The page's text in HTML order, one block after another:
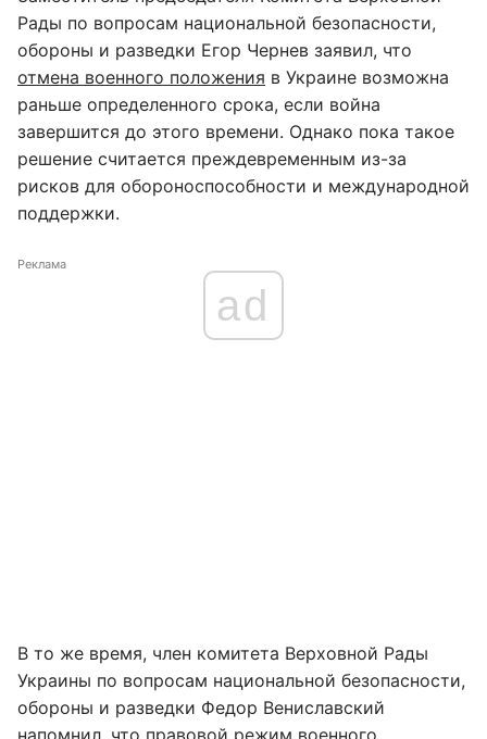
Рады по вопросам национальной безопасности,
обороны и разведки Егор Чернев заявил, что
отмена военного положения в Украине возможна
раньше определенного срока, если война
завершится до этого времени. Однако пока такое
решение считается преждевременным из-за
рисков для обороноспособности и международной
поддержки.
Реклама
ad
В то же время, член комитета Верховной Рады
Украины по вопросам национальной безопасности,
обороны и разведки Федор Вениславский
напомнил, что правовой режим военного